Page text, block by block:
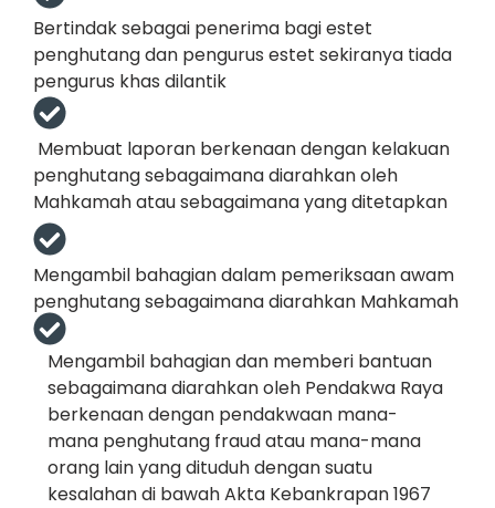
Bertindak sebagai penerima bagi estet
penghutang dan pengurus estet sekiranya tiada
pengurus khas dilantik
Membuat laporan berkenaan dengan kelakuan
penghutang sebagaimana diarahkan oleh
Mahkamah atau sebagaimana yang ditetapkan
Mengambil bahagian dalam pemeriksaan awam
penghutang sebagaimana diarahkan Mahkamah
Mengambil bahagian dan memberi bantuan
sebagaimana diarahkan oleh Pendakwa Raya
berkenaan dengan pendakwaan mana-
mana penghutang fraud atau mana-mana
orang lain yang dituduh dengan suatu
kesalahan di bawah Akta Kebankrapan 1967